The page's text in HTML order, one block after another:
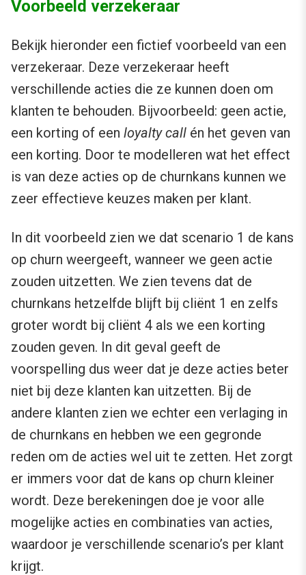
Voorbeeld verzekeraar
Bekijk hieronder een fictief voorbeeld van een
verzekeraar. Deze verzekeraar heeft
verschillende acties die ze kunnen doen om
klanten te behouden. Bijvoorbeeld: geen actie,
een korting of een loyalty call én het geven van
een korting. Door te modelleren wat het effect
is van deze acties op de churnkans kunnen we
zeer effectieve keuzes maken per klant.
In dit voorbeeld zien we dat scenario 1 de kans
op churn weergeeft, wanneer we geen actie
zouden uitzetten. We zien tevens dat de
churnkans hetzelfde blijft bij cliënt 1 en zelfs
groter wordt bij cliënt 4 als we een korting
zouden geven. In dit geval geeft de
voorspelling dus weer dat je deze acties beter
niet bij deze klanten kan uitzetten. Bij de
andere klanten zien we echter een verlaging in
de churnkans en hebben we een gegronde
reden om de acties wel uit te zetten. Het zorgt
er immers voor dat de kans op churn kleiner
wordt. Deze berekeningen doe je voor alle
mogelijke acties en combinaties van acties,
waardoor je verschillende scenario’s per klant
krijgt.